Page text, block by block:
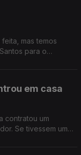
mas temos
para o
em casa
contratou um
Se tivessem um